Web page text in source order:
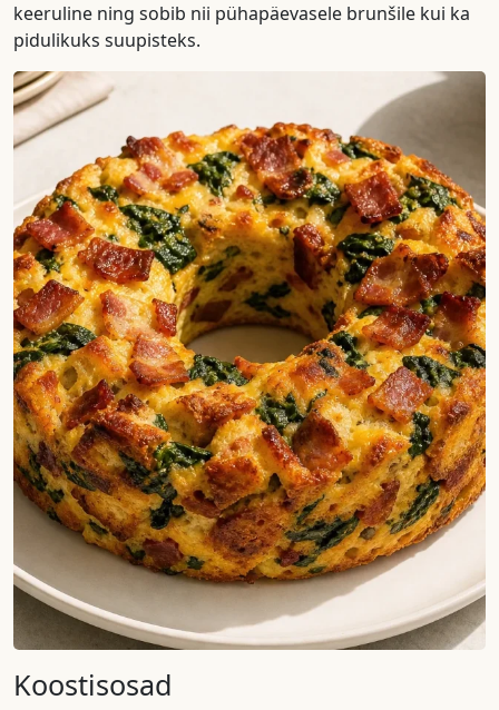
keeruline ning sobib nii pühapäevasele brunšile kui ka
pidulikuks suupisteks.
Koostisosad